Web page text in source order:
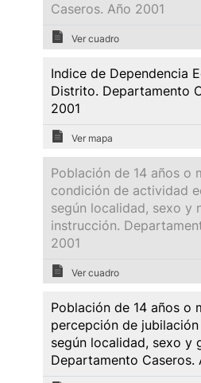
Caseros. Año 2001
Ver cuadro
Indice de Dependencia
Distrito. Departamento
2001
Ver mapa
Población de 14 años o
condición de actividad
según localidad, sexo y
instrucción.
2001
Ver cuadro
Población de 14 años o
percepción de
según localidad, sexo y
Departamento Caseros.